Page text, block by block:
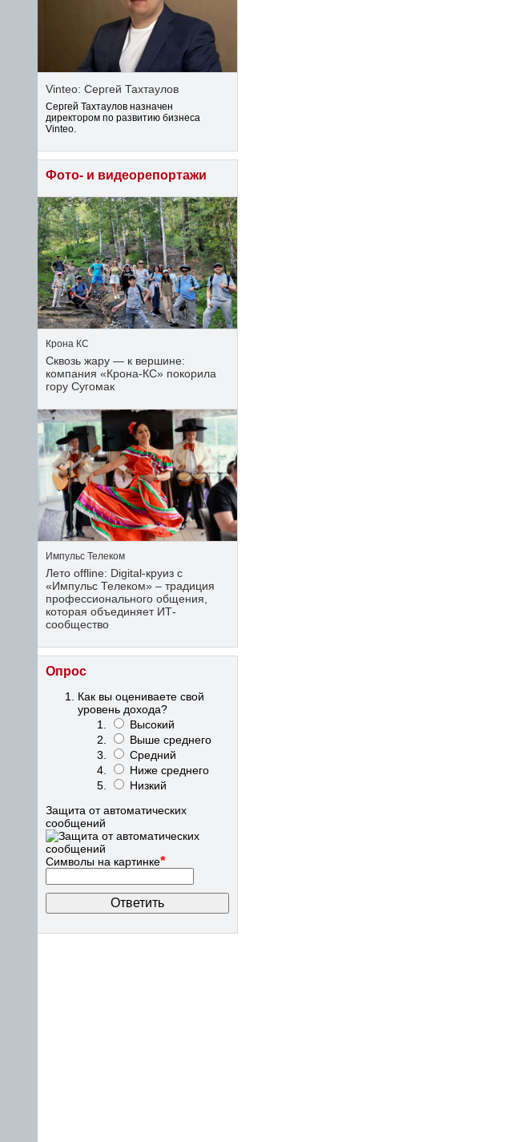
Vinteo: Сергей Тахтаулов
Сергей Тахтаулов назначен
директором по развитию бизнеса
Vinteo.
Фото- и видеорепортажи
Крона КС
Сквозь жару — к вершине:
компания «Крона‑КС» покорила
гору Сугомак
Импульс Телеком
Лето offline: Digital-круиз с
«Импульс Телеком» – традиция
профессионального общения,
которая объединяет ИТ-
сообщество
Опрос
Как вы оцениваете свой
уровень дохода?
Высокий
Выше среднего
Средний
Ниже среднего
Низкий
Защита от автоматических
сообщений
Символы на картинке*